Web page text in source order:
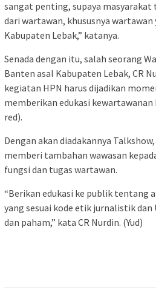
sangat penting, supaya masyarakat
dari wartawan, khususnya wartawan
Kabupaten Lebak,” katanya.
Senada dengan itu, salah seorang
Banten asal Kabupaten Lebak, CR
kegiatan HPN harus dijadikan
memberikan edukasi
red).
Dengan akan diadakannya
memberi tambahan wawasan
fungsi dan tugas wartawan.
“Berikan edukasi ke publik tentang
yang sesuai kode etik jurnalistik dan
dan paham,” kata CR Nurdin. (Yud)